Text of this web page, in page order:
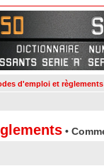
d'emploi et règlements
•